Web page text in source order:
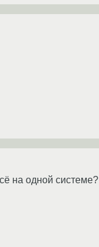
на одной системе?